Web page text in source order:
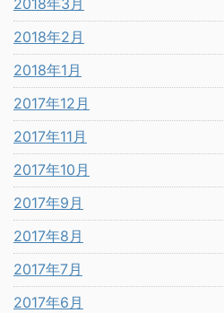
2018年3月
2018年2月
2018年1月
2017年12月
2017年11月
2017年10月
2017年9月
2017年8月
2017年7月
2017年6月